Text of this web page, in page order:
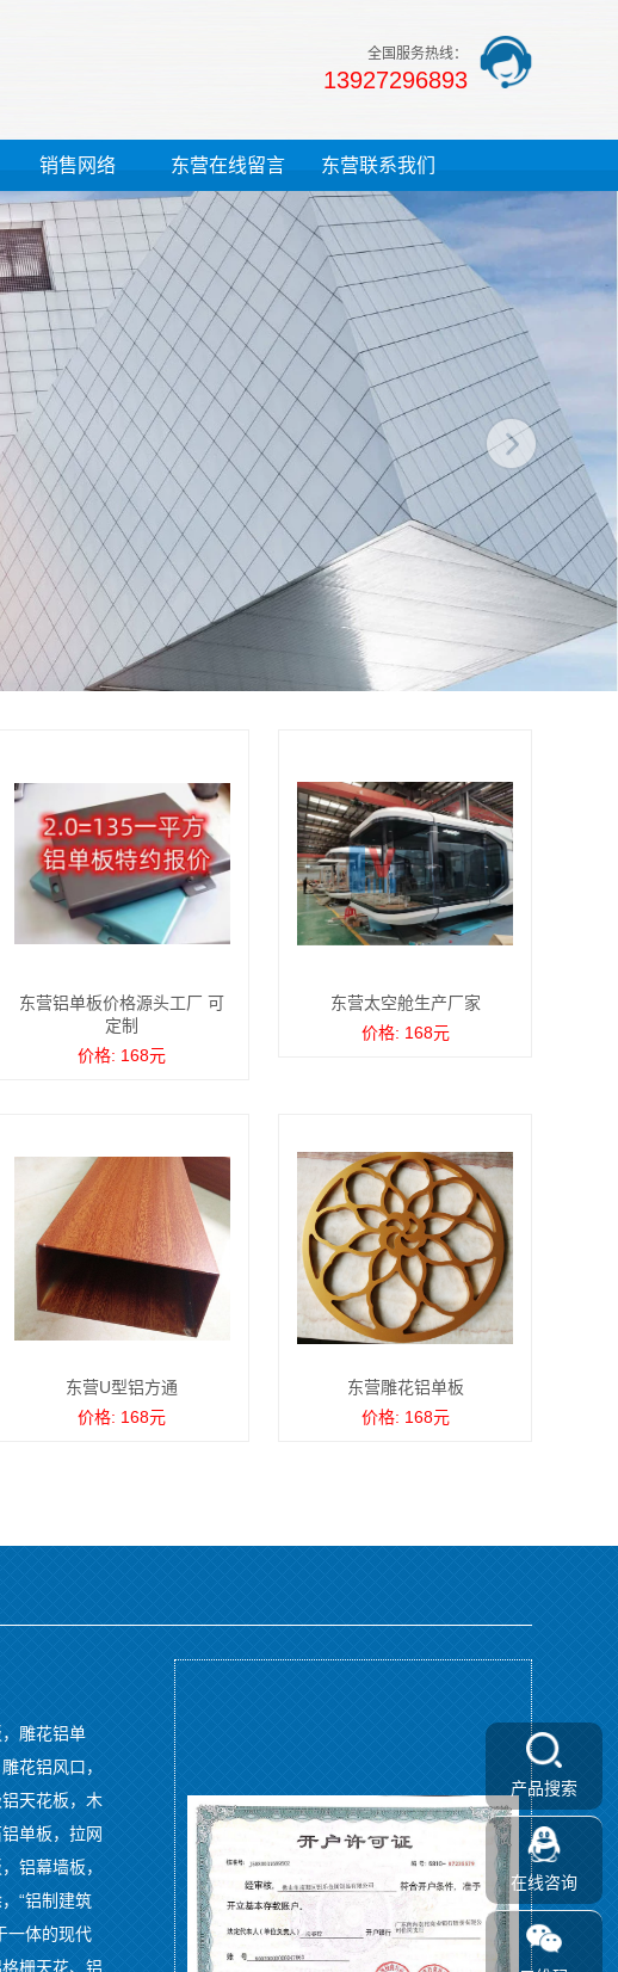
全国服务热线：
13927296893
销售网络 东营在线留言
13690800807
东营联系我们
东营铝单板价格源头工厂 可
定制
价格: 168元
东营太空舱生产厂家
价格: 168元
东营U型铝方通
价格: 168元
东营雕花铝单板
价格: 168元
雕花铝单
花铝风口，
天花板，木
单板，拉网
铝幕墙板，
“铝制建筑
一体的现代
栅天花、铝
产品搜索
在线咨询